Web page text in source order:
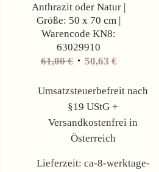
Anthrazit oder Natur |
Größe: 50 x 70 cm |
Warencode KN8:
63029910
61,00€ 50,63 €
Umsatzsteuerbefreit nach
§19 UStG +
Versandkostenfrei in
Österreich
Lieferzeit: ca-8-werktage-